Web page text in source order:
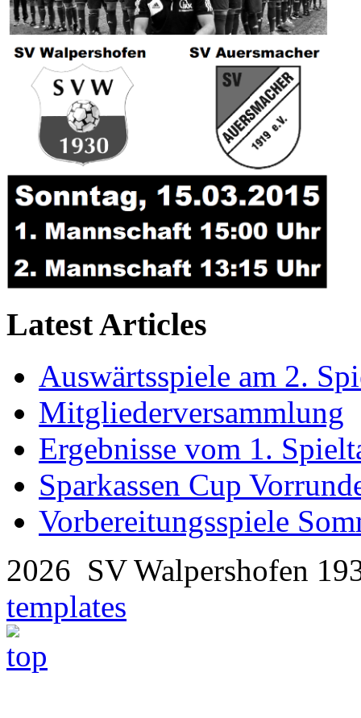
Latest Articles
Auswärtsspiele am 2.
Mitgliederversammlung
Ergebnisse vom 1.
Sparkassen Cup
Vorbereitungsspiele
2026 SV Walpershofen
templates